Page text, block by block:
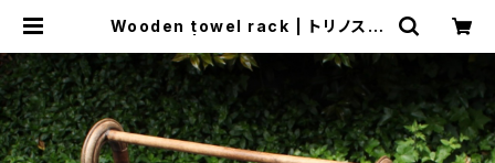
Wooden towel rack | トリノス-t
ルショップ・古着